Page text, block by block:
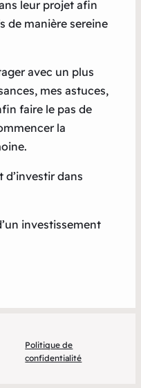
leur projet afin
de manière sereine
avec un plus
mes astuces,
faire le pas de
la
d’investir dans
investissement
Politique de
confidentialité